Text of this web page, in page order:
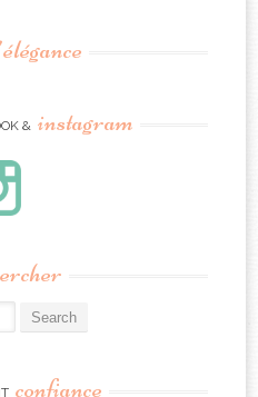
& instagram
confiance